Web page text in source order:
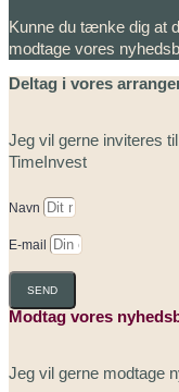
Kunne du tænke dig at
modtage vores
Deltag i vores
Jeg vil gerne inviteres
TimeInvest
Navn
E-mail
SEND
Modtag vores
Jeg vil gerne modtage